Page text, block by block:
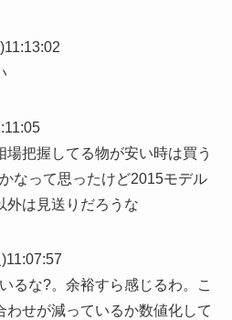
場把握してる物が安い時は買う
なって思ったけど2015モデル
外は見送りだろうな
るな?。余裕すら感じるわ。こ
わせが減っているか数値化して